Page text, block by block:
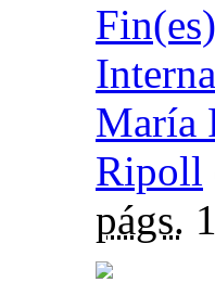
María
Ripoll
págs.